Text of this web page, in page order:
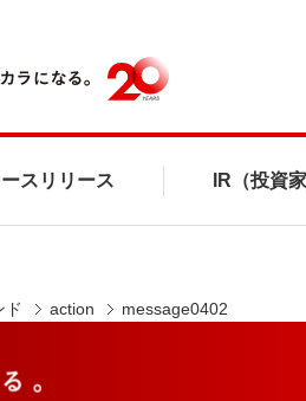
スリリース IR（投資
ド action message0402